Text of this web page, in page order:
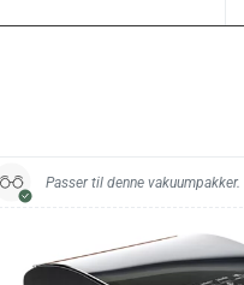
præcist til
Passer til denne vakuumpakker.